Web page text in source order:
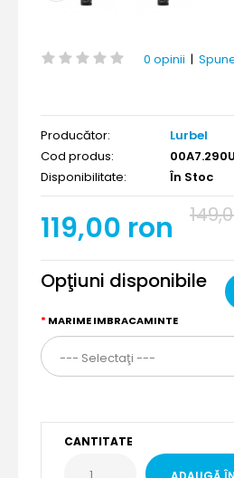
0 opinii |
Producător:
Lurbel
Cod produs:
Disponibilitate:
În Stoc
119,00 ron
Opţiuni disponibile
MARIME IMBRACAMINTE
CANTITATE